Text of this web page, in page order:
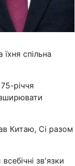
спільна
річчя
Китаю, Сі разом
зв'язки